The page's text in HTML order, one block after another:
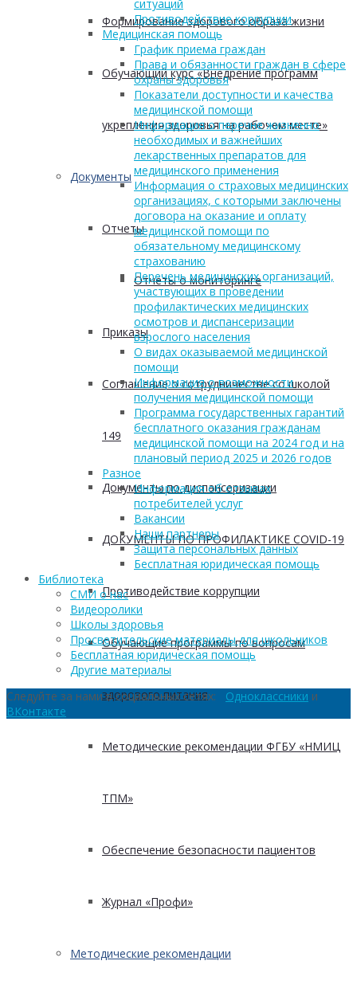
Формирование здорового образа жизни
Обучающий курс «Внедрение программ
укрепления здоровья на рабочем месте»
Документы
Отчеты
Отчеты о мониторинге
Приказы
Соглашение о сотрудничестве со школой
149
Документы по диспансеризации
ДОКУМЕНТЫ ПО ПРОФИЛАКТИКЕ COVID-19
Противодействие коррупции
Обучающие программы по вопросам
здорового питания
Методические рекомендации ФГБУ «НМИЦ
ТПМ»
Обеспечение безопасности пациентов
Журнал «Профи»
Методические рекомендации
ситуаций
Противодействие коррупции
Медицинская помощь
График приема граждан
Права и обязанности граждан в сфере
охраны здоровья
Показатели доступности и качества
медицинской помощи
Информация о перечне жизненно
необходимых и важнейших
лекарственных препаратов для
медицинского применения
Информация о страховых медицинских
организациях, с которыми заключены
договора на оказание и оплату
медицинской помощи по
обязательному медицинскому
страхованию
Перечень медицинских организаций,
участвующих в проведении
профилактических медицинских
осмотров и диспансеризации
взрослого населения
О видах оказываемой медицинской
помощи
Информация о возможности
получения медицинской помощи
Программа государственных гарантий
бесплатного оказания гражданам
медицинской помощи на 2024 год и на
плановый период 2025 и 2026 годов
Разное
Информация об отзывах
потребителей услуг
Вакансии
Наши партнеры
Защита персональных данных
Бесплатная юридическая помощь
Библиотека
СМИ о нас
Видеоролики
Школы здоровья
Просветительские материалы для школьников
Бесплатная юридическая помощь
Другие материалы
Следуйте за нами в социальных сетях: Одноклассники и
ВКонтакте